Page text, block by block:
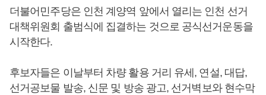
더불어민주당은 인천 계양역 앞에서 열리는 인천 선거
대책위원회 출범식에 집결하는 것으로 공식선거운동을
시작한다.
후보자들은 이날부터 차량 활용 거리 유세, 연설, 대답,
선거공보물 발송, 신문 및 방송 광고, 선거벽보와 현수막